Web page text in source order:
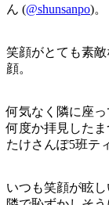
ん (@shunsanpo)。
笑顔がとても素
顔。
何気なく隣に座
何度か拝見した
たけさんぽ5班テ
いつも笑顔が眩